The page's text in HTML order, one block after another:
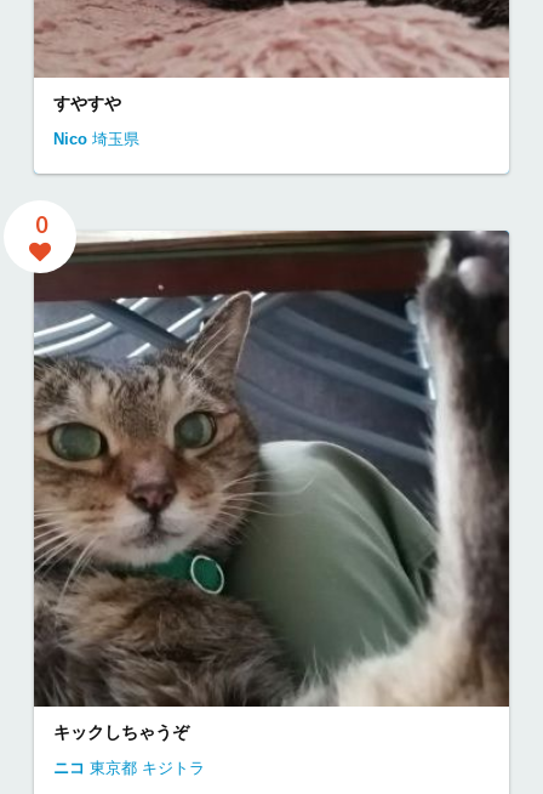
すやすや
Nico 埼玉県
0
キックしちゃうぞ
ニコ 東京都 キジトラ